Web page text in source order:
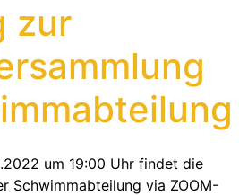
zur
um 19:00 Uhr findet die
Schwimmabteilung via ZOOM-